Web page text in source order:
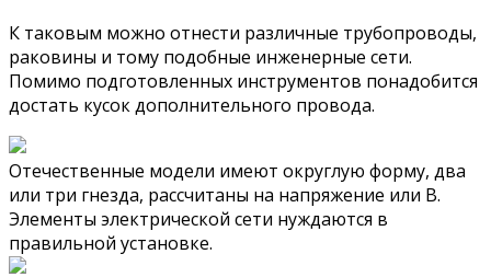
К таковым можно отнести различные трубопроводы,
раковины и тому подобные инженерные сети.
Помимо подготовленных инструментов понадобится
достать кусок дополнительного провода.
Отечественные модели имеют округлую форму, два
или три гнезда, рассчитаны на напряжение или В.
Элементы электрической сети нуждаются в
правильной установке.